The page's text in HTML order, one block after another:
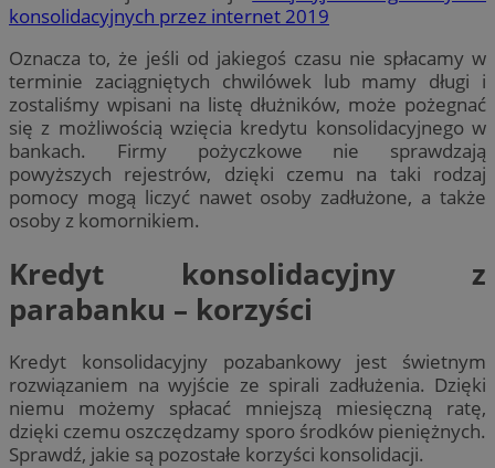
konsolidacyjnych przez internet 2019
Oznacza to, że jeśli od jakiegoś czasu nie spłacamy w
terminie zaciągniętych chwilówek lub mamy długi i
zostaliśmy wpisani na listę dłużników, może pożegnać
się z możliwością wzięcia kredytu konsolidacyjnego w
bankach. Firmy pożyczkowe nie sprawdzają
powyższych rejestrów, dzięki czemu na taki rodzaj
pomocy mogą liczyć nawet osoby zadłużone, a także
osoby z komornikiem.
Kredyt konsolidacyjny z
parabanku – korzyści
Kredyt konsolidacyjny pozabankowy jest świetnym
rozwiązaniem na wyjście ze spirali zadłużenia. Dzięki
niemu możemy spłacać mniejszą miesięczną ratę,
dzięki czemu oszczędzamy sporo środków pieniężnych.
Sprawdź, jakie są pozostałe korzyści konsolidacji.